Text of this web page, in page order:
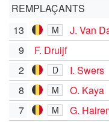
REMPLAÇANTS
13
M J. Van
9 F. Druijf
2 D I. Swers
8 M O. Kaya
7 M
G.